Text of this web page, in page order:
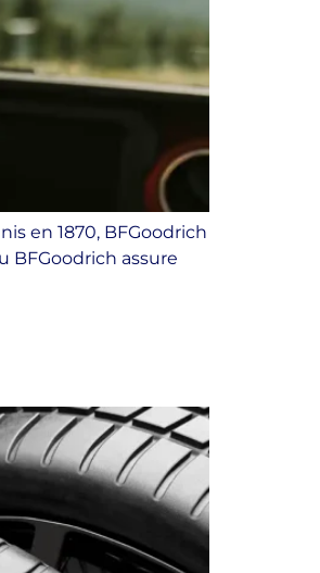
en 1870, BFGoodrich
BFGoodrich assure